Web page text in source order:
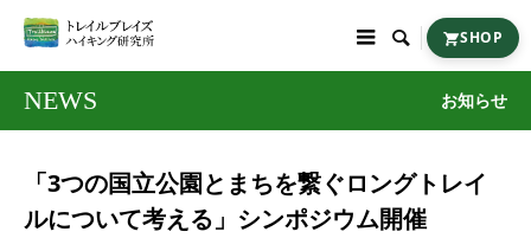
 SHOP
NEWS お知らせ
「3つの国立公園とまちを繋ぐロングトレイ
ルについて考える」シンポジウム開催